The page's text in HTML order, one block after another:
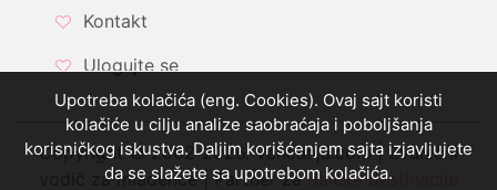
Kontakt
Ulogujte se
Copyright © 2002-2026. Vencanja.com | Zvanični
vodič za mladence | Partner zadaleke destinacije
Upotreba kolačića (eng. Cookies). Ovaj sajt koristi
kolačiće u cilju analize saobraćaja i poboljšanja
korisničkog iskustva. Daljim korišćenjem sajta izjavljujete
da se slažete sa upotrebom kolačića.